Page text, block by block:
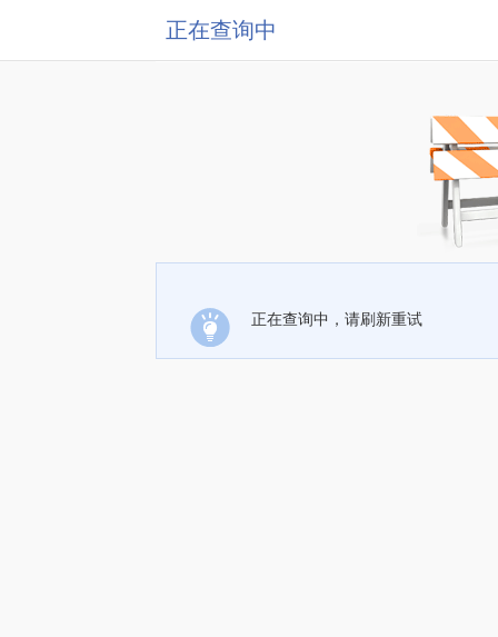
正在查询中
正在查询中，请刷新重试